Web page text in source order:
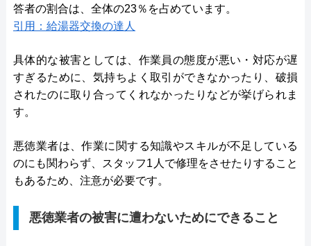
答者の割合は、全体の23％を占めています。
引用：給湯器交換の達人
具体的な被害としては、作業員の態度が悪い・対応が遅
すぎるために、気持ちよく取引ができなかったり、破損
されたのに取り合ってくれなかったりなどが挙げられま
す。
悪徳業者は、作業に関する知識やスキルが不足している
のにも関わらず、スタッフ1人で修理をさせたりすること
もあるため、注意が必要です。
悪徳業者の被害に遭わないためにできること